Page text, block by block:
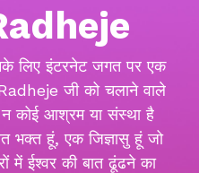
लिए इंटरनेट जगत पर एक
जी को चलाने वाले
न कोई आश्रम या संस्था है
भक्त हूं, एक जिज्ञासु हूं जो
में ईश्वर की बात ढूंढने का